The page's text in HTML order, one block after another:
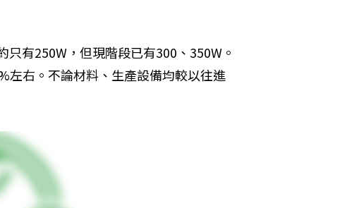
有250W，但現階段已有300、350W。
左右。不論材料、生產設備均較以往進